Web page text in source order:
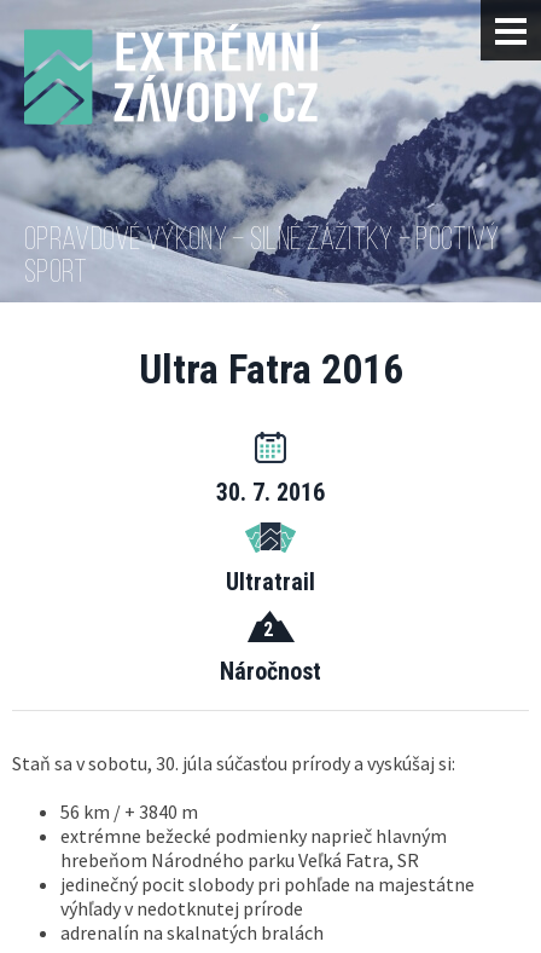
OPRAVDOVÉ VÝKONY – SILNÉ ZÁŽITKY – POCTIVÝ
SPORT
Ultra Fatra 2016
30. 7. 2016
Ultratrail
2
Náročnost
Staň sa v sobotu, 30. júla súčasťou prírody a vyskúšaj si:
56 km / + 3840 m
extrémne bežecké podmienky naprieč hlavným
hrebeňom Národného parku Veľká Fatra, SR
jedinečný pocit slobody pri pohľade na majestátne
výhľady v nedotknutej prírode
adrenalín na skalnatých bralách